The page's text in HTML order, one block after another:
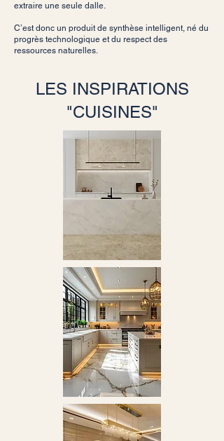
extraire une seule dalle.
C’est donc un produit de synthèse intelligent, né du
progrès technologique et du respect des
ressources naturelles.
LES INSPIRATIONS
"CUISINES"